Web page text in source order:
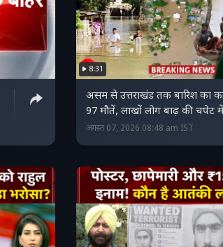
8:31
असम से उत्तराखंड तक बारिश का
97 मौतें, लाखों लोग बाढ़ की चपेट में
अगस्त 07, 2026 08:48 am IST